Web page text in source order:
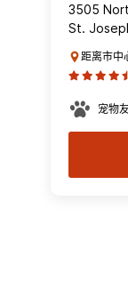
3505
St.
距离市中
宠物